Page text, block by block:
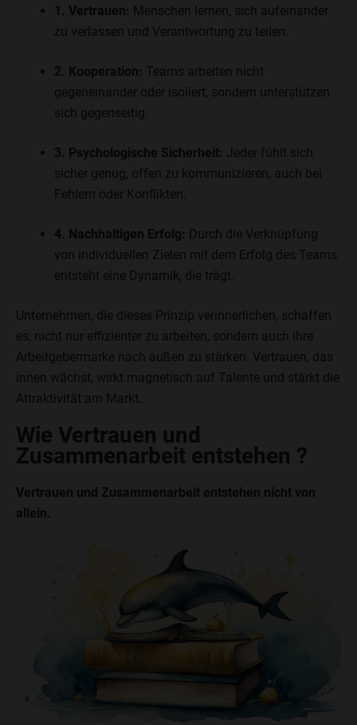
1. Vertrauen: Menschen lernen, sich aufeinander
zu verlassen und Verantwortung zu teilen.
2. Kooperation: Teams arbeiten nicht
gegeneinander oder isoliert, sondern unterstützen
sich gegenseitig.
3. Psychologische Sicherheit: Jeder fühlt sich
sicher genug, offen zu kommunizieren, auch bei
Fehlern oder Konflikten.
4. Nachhaltigen Erfolg: Durch die Verknüpfung
von individuellen Zielen mit dem Erfolg des Teams
entsteht eine Dynamik, die trägt.
Unternehmen, die dieses Prinzip verinnerlichen, schaffen
es, nicht nur effizienter zu arbeiten, sondern auch ihre
Arbeitgebermarke nach außen zu stärken. Vertrauen, das
innen wächst, wirkt magnetisch auf Talente und stärkt die
Attraktivität am Markt.
Wie Vertrauen und
Zusammenarbeit entstehen ?
Vertrauen und Zusammenarbeit entstehen nicht von
allein.